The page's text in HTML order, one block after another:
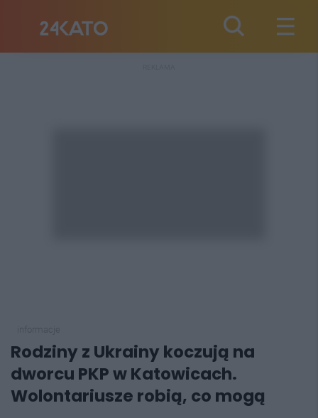
Rodziny z Ukrainy koczują na
dworcu PKP w Katowicach.
Wolontariusze robią, co mogą